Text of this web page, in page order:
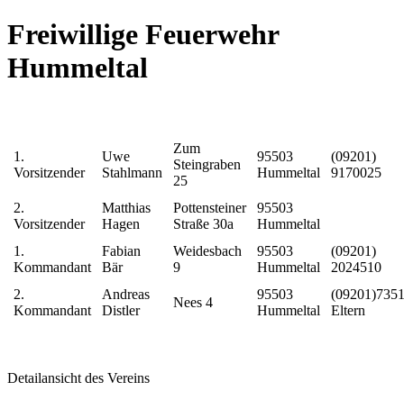
Freiwillige Feuerwehr
Hummeltal
1.
Vorsitzender
Uwe
Stahlmann
Zum
Steingraben
25
95503
Hummeltal
(09201)
9170025
2.
Vorsitzender
Matthias
Hagen
Pottensteiner
Straße 30a
95503
Hummeltal
1.
Kommandant
Fabian
Bär
Weidesbach
9
95503
Hummeltal
(09201)
2024510
2.
Kommandant
Andreas
Distler
Nees 4
95503
Hummeltal
(09201)7351
Eltern
Detailansicht des Vereins